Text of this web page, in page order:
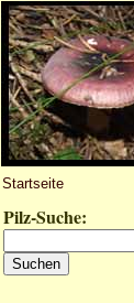
Startseite
Pilz-Suche: